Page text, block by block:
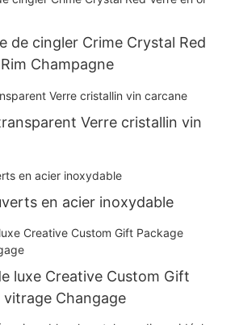
de cingler Crime Crystal Red
Champagne
Verre cristallin vin
en acier inoxydable
luxe Creative Custom Gift
vitrage Changage